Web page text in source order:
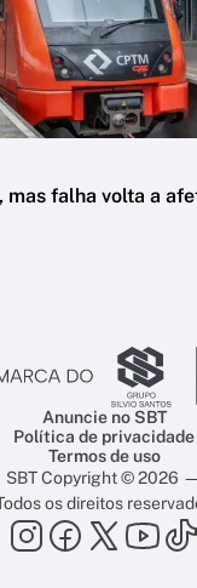
mas falha volta a
Anuncie no SBT
Política de privacidade
Termos de uso
SBT Copyright © 2026 —
os direitos